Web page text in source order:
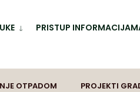
PRISTUP
OTPADOM PROJEKTI